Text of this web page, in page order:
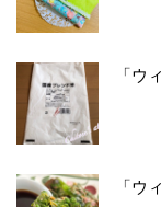
「ウ
「ウ